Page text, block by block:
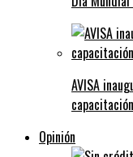
AVISA
Opinión